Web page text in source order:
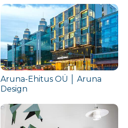
Aruna-Ehitus OÜ │ Aruna
Design